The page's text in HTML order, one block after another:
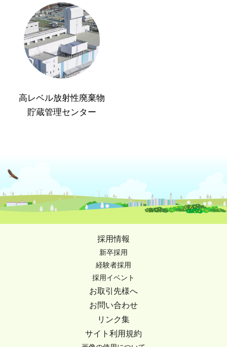
高レベル放射性廃棄物
貯蔵管理センター
採用情報
新卒採用
経験者採用
採用イベント
お取引先様へ
お問い合わせ
リンク集
サイト利用規約